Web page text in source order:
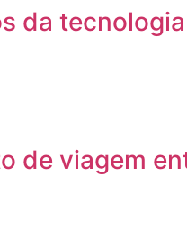
da
de viagem